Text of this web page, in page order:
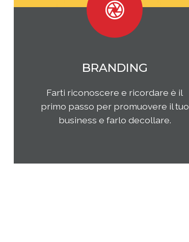
MARKETING
Qual è il tuo rapporto con i clienti e
come questi ultimi percepiscono la
tua impresa e i tuoi prodotti o
riferimento?